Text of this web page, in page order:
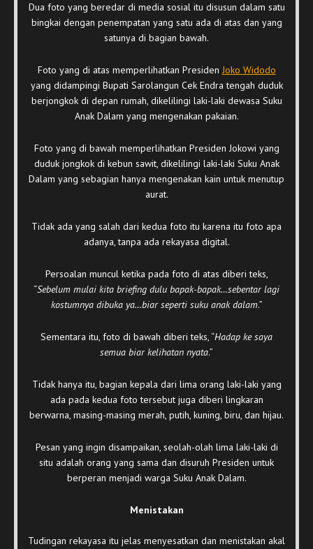
Dua foto yang beredar di media sosial itu disusun dalam satu
bingkai dengan penempatan yang satu ada di atas dan yang
satunya di bagian bawah.
Foto yang di atas memperlihatkan Presiden Joko Widodo
yang didampingi Bupati Sarolangun Cek Endra tengah duduk
berjongkok di depan rumah, dikelilingi laki-laki dewasa Suku
Anak Dalam yang mengenakan pakaian.
Foto yang di bawah memperlihatkan Presiden Jokowi yang
duduk jongkok di kebun sawit, dikelilingi laki-laki Suku Anak
Dalam yang sebagian hanya mengenakan kain untuk menutup
aurat.
Tidak ada yang salah dari kedua foto itu karena itu foto apa
adanya, tanpa ada rekayasa digital.
Persoalan muncul ketika pada foto di atas diberi teks,
“Sebelum mulai kita briefing dulu bapak-bapak…sebentar lagi
kostumnya dibuka ya…biar seperti suku anak dalam.”
Sementara itu, foto di bawah diberi teks, “Hadap ke saya
semua biar kelihatan nyata.”
Tidak hanya itu, bagian kepala dari lima orang laki-laki yang
ada pada kedua foto tersebut juga diberi lingkaran
berwarna, masing-masing merah, putih, kuning, biru, dan hijau.
Pesan yang ingin disampaikan, seolah-olah lima laki-laki di
situ adalah orang yang sama dan disuruh Presiden untuk
berperan menjadi warga Suku Anak Dalam.
Menistakan
Tudingan rekayasa itu jelas menyesatkan dan menistakan akal